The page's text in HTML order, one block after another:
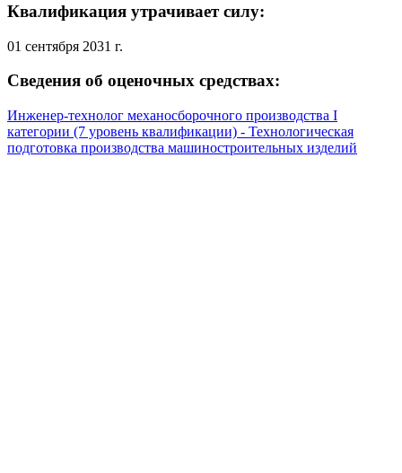
Квалификация утрачивает силу:
01 сентября 2031 г.
Сведения об оценочных средствах:
Инженер-технолог механосборочного производства I
категории (7 уровень квалификации) - Технологическая
подготовка производства машиностроительных изделий